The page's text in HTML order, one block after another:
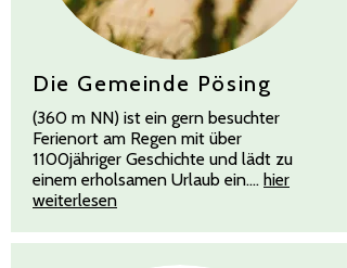
Die Gemeinde Pösing
(360 m NN) ist ein gern besuchter
Ferienort am Regen mit über
1100jähriger Geschichte und lädt zu
einem erholsamen Urlaub ein.... hier
weiterlesen